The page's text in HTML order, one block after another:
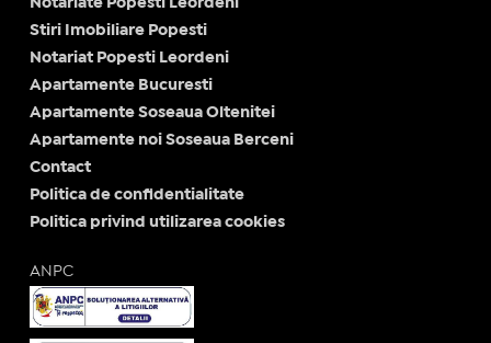
Notariate Popesti Leordeni
Stiri Imobiliare Popesti
Notariat Popesti Leordeni
Apartamente Bucuresti
Apartamente Soseaua Oltenitei
Apartamente noi Soseaua Berceni
Contact
Politica de confidentialitate
Politica privind utilizarea cookies
ANPC